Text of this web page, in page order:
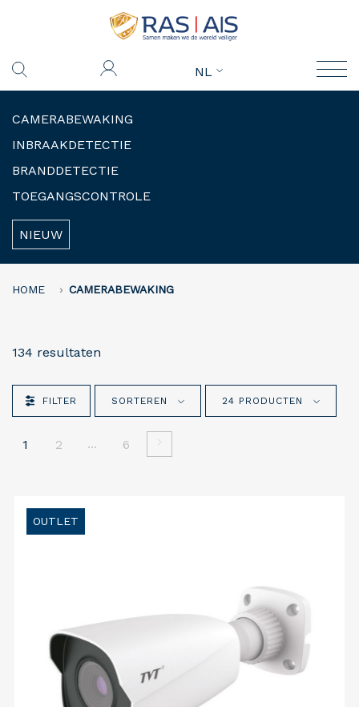
NL
CAMERABEWAKING
INBRAAKDETECTIE
BRANDDETECTIE
TOEGANGSCONTROLE
NIEUW
HOME CAMERABEWAKING
134 resultaten
FILTER SORTEREN 24 PRODUCTEN
1 2 ... 6
OUTLET